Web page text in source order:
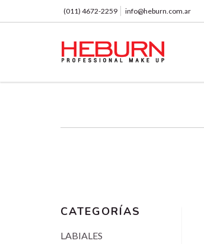
(011) 4672-2259 info@heburn.com.ar
CATEGORÍAS
LABIALES